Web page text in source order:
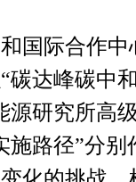
国际合作
“碳达峰碳中
源研究所高
施路径”分